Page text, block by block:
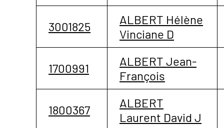
3001825
ALBERT Hélène
Vinciane D
1700991
ALBERT Jean-
François
1800367
ALBERT
Laurent David J